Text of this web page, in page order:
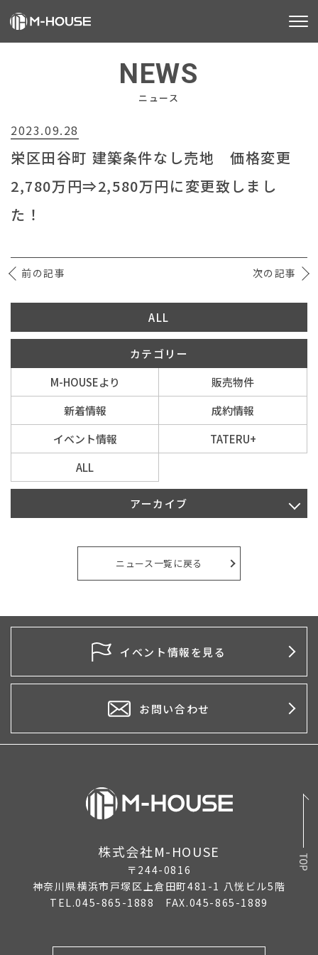
不動産事業
建築事業
会社情報
イベント情報
0120-800-108
営業時間／10：00〜19：00 定休日／水曜日
NEWS
ニュース
2023.09.28
栄区田谷町 建築条件なし売地 価格変更
2,780万円⇒2,580万円に変更致しまし
た！
前の記事 次の記事
ALL
カテゴリー
M-HOUSEより
販売物件
新着情報
成約情報
イベント情報
TATERU+
ALL
アーカイブ
2026年7月
2026年5月
2026年4月
2026年3月
2026年2月
2026年1月
2025年11月
2025年9月
2025年8月
2025年7月
ニュース一覧に戻る
イベント情報を見る
お問い合わせ
株式会社M-HOUSE
〒244-0816
神奈川県横浜市戸塚区上倉田町481-1 八恍ビル5階
TEL.045-865-1888 FAX.045-865-1889